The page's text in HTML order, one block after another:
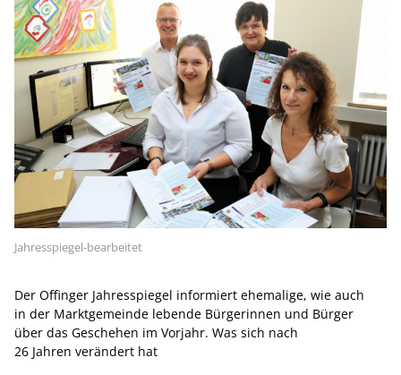
Der Offinger Jahresspiegel informiert ehemalige, wie auch
in der Marktgemeinde lebende Bürgerinnen und Bürger
über das Geschehen im Vorjahr. Was sich nach
26 Jahren verändert hat
Jahresspiegel-bearbeitet